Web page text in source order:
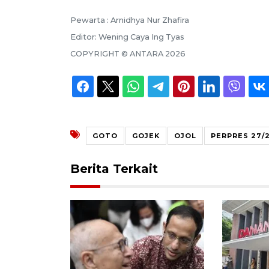
Pewarta : Arnidhya Nur Zhafira
Editor: Wening Caya Ing Tyas
COPYRIGHT © ANTARA 2026
GOTO GOJEK OJOL PERPRES 27/
Berita Terkait